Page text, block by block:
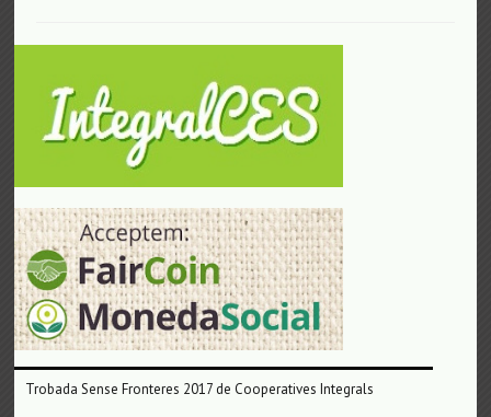
Trobada Sense Fronteres 2017 de Cooperatives Integrals